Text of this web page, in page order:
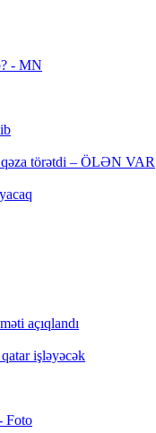
- MN
qəza törətdi – ÖLƏN VAR
açıqlandı
işləyəcək
Foto